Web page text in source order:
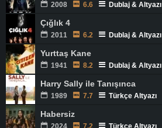
2008 6.6 Dublaj & Altyazı
Çığlık 4
2011 6.2 Dublaj & Altyazı
Yurttaş Kane
1941 8.2 Dublaj & Altyazı
Harry Sally ile Tanışınca
1989 7.7 Türkçe Altyazı
Habersiz
2024 7.2 Türkçe Altyazı